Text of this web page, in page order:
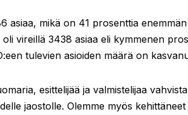
asiaa, mikä on 41 prosenttia
vireillä 3438 asiaa eli kymmenen
tulevien asioiden määrä on
esittelijää ja valmistelijaa
jaostolle. Olemme myös kehittäneet